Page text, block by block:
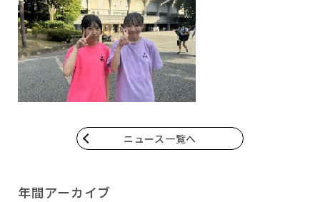
ニュース一覧へ
年間アーカイブ